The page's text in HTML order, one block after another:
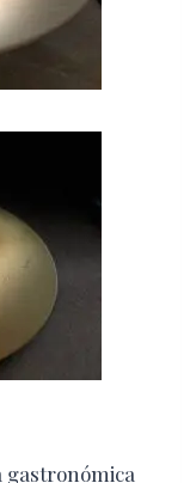
gastronómica